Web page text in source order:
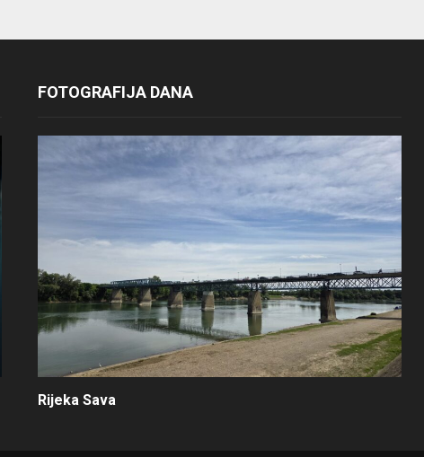
FOTOGRAFIJA DANA
Rijeka Sava